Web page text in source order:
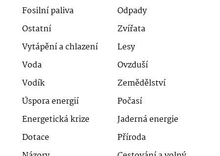
Fosilní paliva
Odpady
Ostatní
Zvířata
Vytápění a chlazení
Lesy
Voda
Ovzduší
Vodík
Zemědělství
Úspora energií
Počasí
Energetická krize
Jaderná energie
Dotace
Příroda